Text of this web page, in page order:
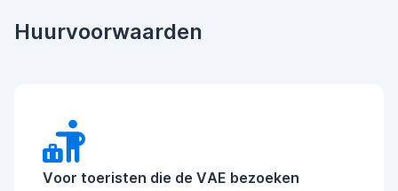
Huurvoorwaarden
Voor toeristen die de VAE bezoeken